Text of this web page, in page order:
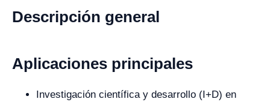
Descripción general
Aplicaciones principales
Investigación científica y desarrollo (I+D) en